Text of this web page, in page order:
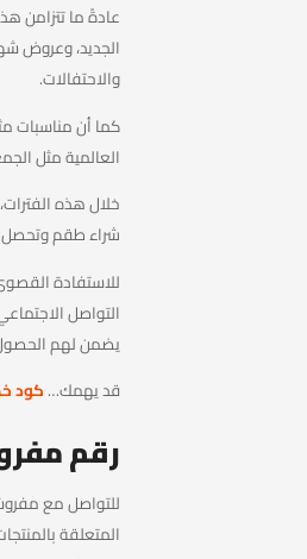
عادةً ما تتزامن
الجديد، وعروض
والاحتفالات.
كما أن مناسبات
العالمية مثل
خلال هذه
شراء طقم وتحصل
للاستفادة
التواصل
يضمن لهم
قد يهمك…كود
رقم
المتعلقة